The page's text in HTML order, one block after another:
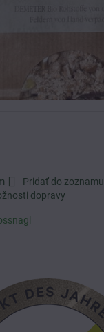
Pridať do zoznamu
dopravy